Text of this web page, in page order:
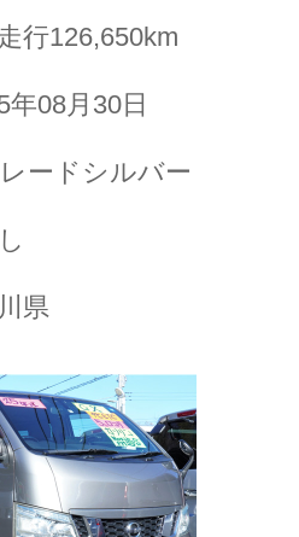
行126,650km
08月30日
ードシルバー
県